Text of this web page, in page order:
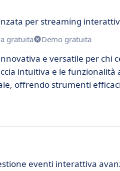
per streaming
gratuita Demo gratuita
e versatile per
intuitiva e le
offrendo strumenti
eventi interattiva